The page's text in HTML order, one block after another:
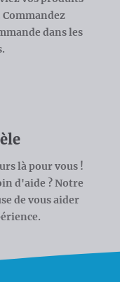
dans les
là pour vous !
d'aide ? Notre
de vous aider